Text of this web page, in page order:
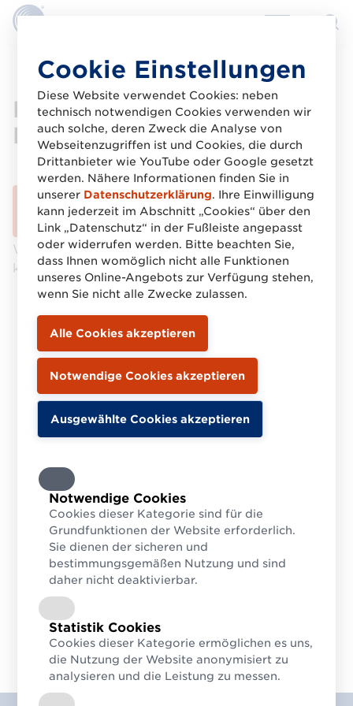
Inhalt
Richtlinien Barcodes
METRO
Download gestartet
Wenn der Download nicht automatisch startet,
klicken Sie bitte auf den Download-Button.
Cookie Einstellungen
Diese Website verwendet Cookies: neben
technisch notwendigen Cookies verwenden wir
auch solche, deren Zweck die Analyse von
Webseitenzugriffen ist und Cookies, die durch
Drittanbieter wie YouTube oder Google gesetzt
werden. Nähere Informationen finden Sie in
unserer Datenschutzerklärung. Ihre Einwilligung
kann jederzeit im Abschnitt „Cookies“ über den
Link „Datenschutz“ in der Fußleiste angepasst
oder widerrufen werden. Bitte beachten Sie,
dass Ihnen womöglich nicht alle Funktionen
unseres Online-Angebots zur Verfügung stehen,
wenn Sie nicht alle Zwecke zulassen.
Notwendige Cookies
Cookies dieser Kategorie sind für die
Grundfunktionen der Website erforderlich.
Sie dienen der sicheren und
bestimmungsgemäßen Nutzung und sind
daher nicht deaktivierbar.
Statistik Cookies
Cookies dieser Kategorie ermöglichen es uns,
die Nutzung der Website anonymisiert zu
analysieren und die Leistung zu messen.